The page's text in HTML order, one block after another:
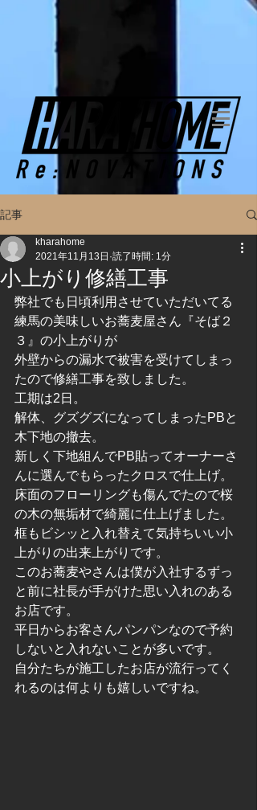
記事
小上がり修繕工事
kharahome
2021年11月13日 読了時間: 1分
弊社でも日頃利用させていただいてる
練馬の美味しいお蕎麦屋さん『そば２
３』の小上がりが
外壁からの漏水で被害を受けてしまっ
たので修繕工事を致しました。
工期は2日。
解体、グズグズになってしまったPBと
木下地の撤去。
新しく下地組んでPB貼ってオーナーさ
んに選んでもらったクロスで仕上げ。
床面のフローリングも傷んでたので桜
の木の無垢材で綺麗に仕上げました。
框もビシッと入れ替えて気持ちいい小
上がりの出来上がりです。
このお蕎麦やさんは僕が入社するずっ
と前に社長が手がけた思い入れのある
お店です。
平日からお客さんパンパンなので予約
しないと入れないことが多いです。
自分たちが施工したお店が流行ってく
れるのは何よりも嬉しいですね。